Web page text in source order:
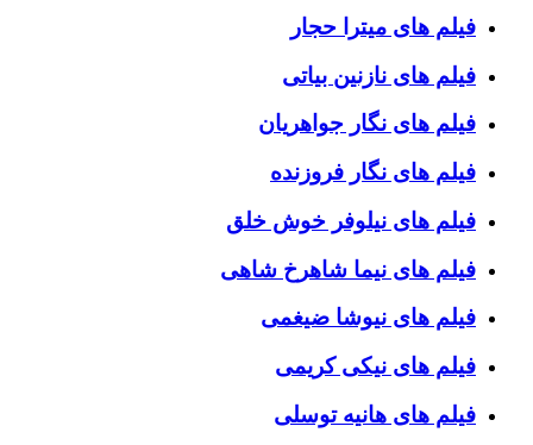
فیلم های میترا حجار
فیلم های نازنین بیاتی
فیلم های نگار جواهریان
فیلم های نگار فروزنده
فیلم های نیلوفر خوش خلق
فیلم های نیما شاهرخ شاهی
فیلم های نیوشا ضیغمی
فیلم های نیکی کریمی
فیلم های هانیه توسلی